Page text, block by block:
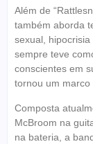
Além de
também aborda
sexual,
sempre teve
conscientes em
tornou um
Composta
McBroom na
na bateria, a